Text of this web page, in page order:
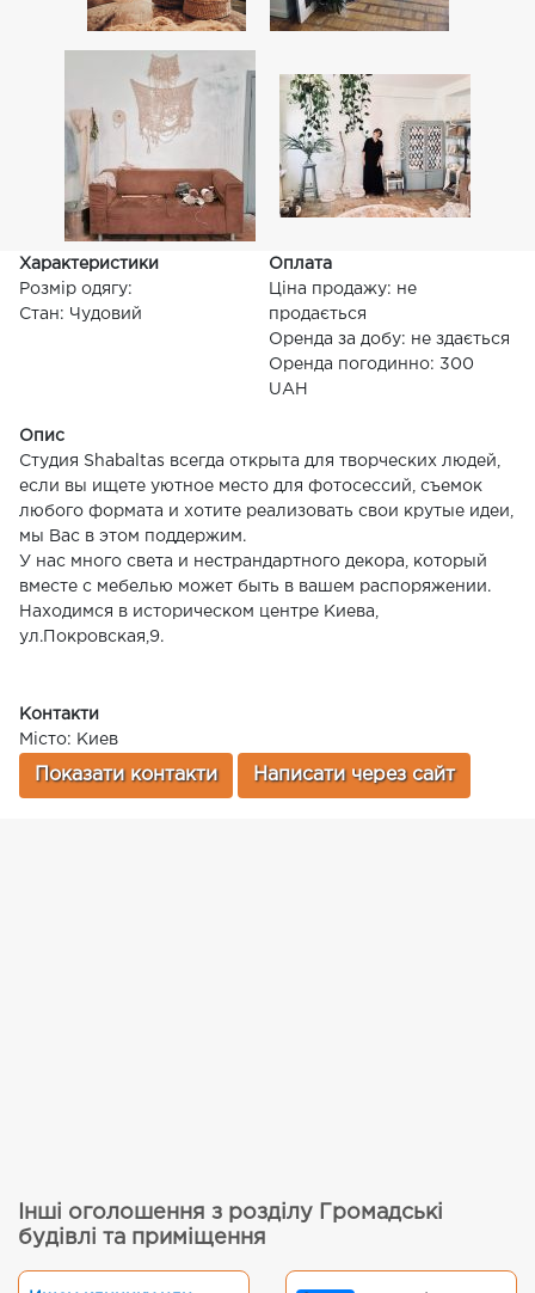
Характеристики
Розмір одягу:
Стан: Чудовий
Оплата
Ціна продажу: не
продається
Оренда за добу: не здається
Оренда погодинно: 300
UAH
Опис
Студия Shabaltas всегда открыта для творческих людей,
если вы ищете уютное место для фотосессий, съемок
любого формата и хотите реализовать свои крутые идеи,
мы Вас в этом поддержим.
У нас много света и нестрандартного декора, который
вместе с мебелью может быть в вашем распоряжении.
Находимся в историческом центре Киева,
ул.Покровская,9.
Контакти
Місто: Киев
Показати контакти Написати через сайт
Інші оголошення з розділу Громадські
будівлі та приміщення